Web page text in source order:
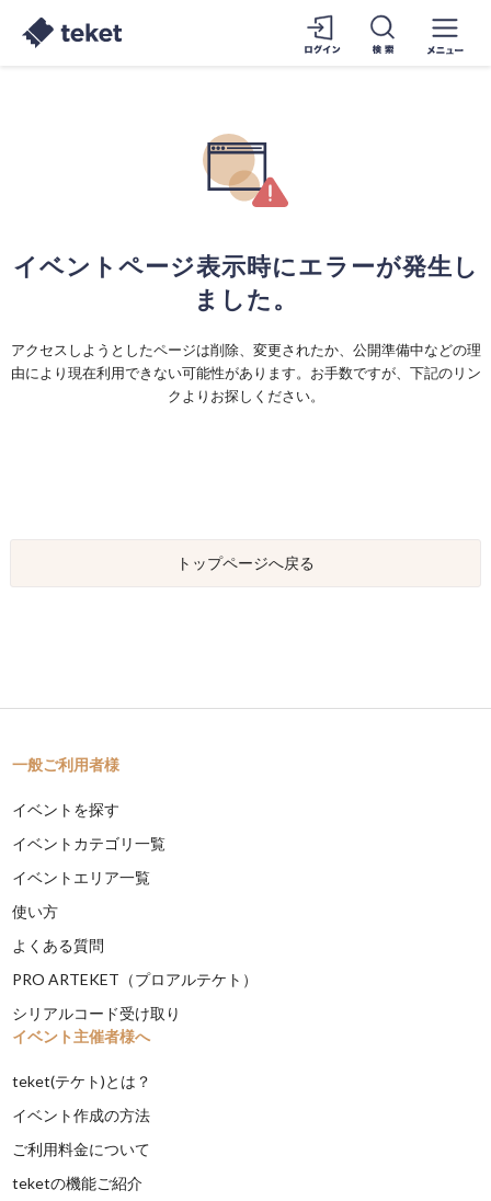
イベントページ表示時にエラーが発生し
ました。
アクセスしようとしたページは削除、変更されたか、公開準備中などの理
由により現在利用できない可能性があります。お手数ですが、下記のリン
クよりお探しください。
トップページへ戻る
一般ご利用者様
イベントを探す
イベントカテゴリ一覧
イベントエリア一覧
使い方
よくある質問
PRO ARTEKET（プロアルテケト）
シリアルコード受け取り
イベント主催者様へ
teket(テケト)とは？
イベント作成の方法
ご利用料金について
teketの機能ご紹介